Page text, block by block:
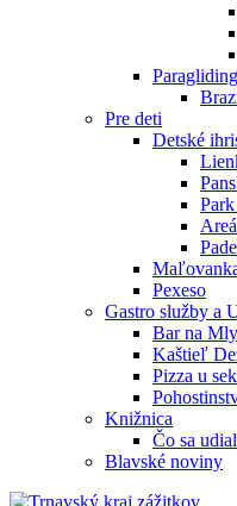
Paragliding
Pre deti
Detské
Pexeso
Gastro služby a
Bar na
Kaštieľ
Pizza u
Knižnica
Čo sa
Blavské noviny